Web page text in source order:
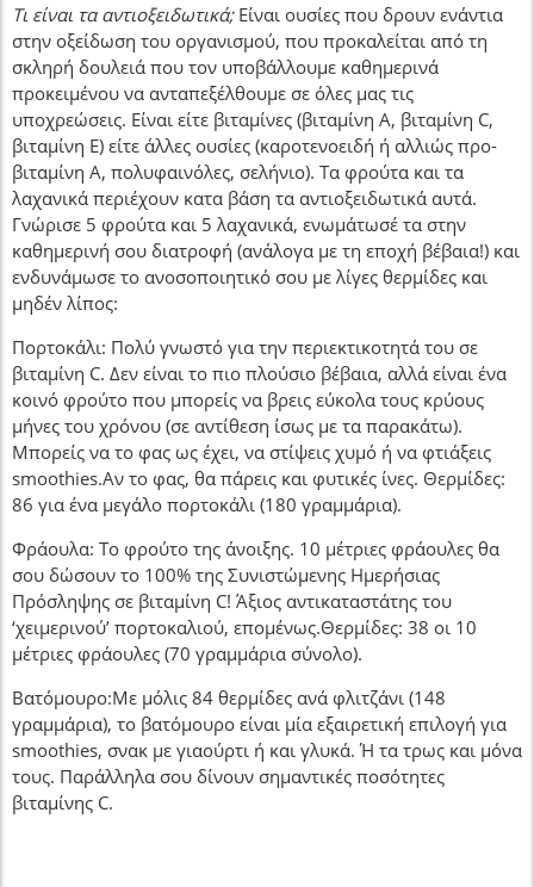
Τι είναι τα αντιοξειδωτικά;Είναι ουσίες που δρουν ενάντια
στην οξείδωση του οργανισμού, που προκαλείται από τη
σκληρή δουλειά που τον υποβάλλουμε καθημερινά
προκειμένου να ανταπεξέλθουμε σε όλες μας τις
υποχρεώσεις. Είναι είτε βιταμίνες (βιταμίνη Α, βιταμίνη C,
βιταμίνη Ε) είτε άλλες ουσίες (καροτενοειδή ή αλλιώς προ-
βιταμίνη Α, πολυφαινόλες, σελήνιο). Τα φρούτα και τα
λαχανικά περιέχουν κατα βάση τα αντιοξειδωτικά αυτά.
Γνώρισε 5 φρούτα και 5 λαχανικά, ενωμάτωσέ τα στην
καθημερινή σου διατροφή (ανάλογα με τη εποχή βέβαια!) και
ενδυνάμωσε το ανοσοποιητικό σου με λίγες θερμίδες και
μηδέν λίπος:
Πορτοκάλι: Πολύ γνωστό για την περιεκτικοτητά του σε
βιταμίνη C. Δεν είναι το πιο πλούσιο βέβαια, αλλά είναι ένα
κοινό φρούτο που μπορείς να βρεις εύκολα τους κρύους
μήνες του χρόνου (σε αντίθεση ίσως με τα παρακάτω).
Μπορείς να το φας ως έχει, να στίψεις χυμό ή να φτιάξεις
smoothies.Αν το φας, θα πάρεις και φυτικές ίνες. Θερμίδες:
86 για ένα μεγάλο πορτοκάλι (180 γραμμάρια).
Φράουλα: Το φρούτο της άνοιξης. 10 μέτριες φράουλες θα
σου δώσουν το 100% της Συνιστώμενης Ημερήσιας
Πρόσληψης σε βιταμίνη C! Άξιος αντικαταστάτης του
‘χειμερινού’ πορτοκαλιού, επομένως.Θερμίδες: 38 οι 10
μέτριες φράουλες (70 γραμμάρια σύνολο).
Βατόμουρο:Με μόλις 84 θερμίδες ανά φλιτζάνι (148
γραμμάρια), το βατόμουρο είναι μία εξαιρετική επιλογή για
smoothies, σνακ με γιαούρτι ή και γλυκά. Ή τα τρως και μόνα
τους. Παράλληλα σου δίνουν σημαντικές ποσότητες
βιταμίνης C.